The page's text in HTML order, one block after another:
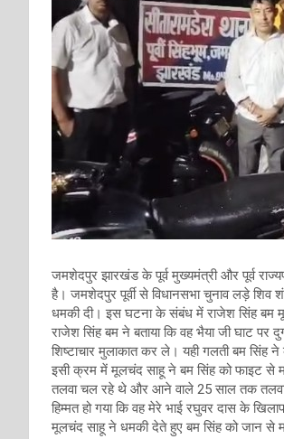
जमशेदपुर झारखंड के पूर्व मुख्यमंत्री और पूर्व
है। जमशेदपुर पूर्वी से विधानसभा चुनाव लड़े
धमकी दी। इस घटना के संबंध में राजेश सिंह बम
राजेश सिंह बम ने बताया कि वह भैया जी घाट पर
शिष्टाचार मुलाकात कर ले। यही गलती बम सिंह ने
इसी क्रम में मूलचंद साहू ने बम सिंह को फाइट से
तलवा चल रहे थे और आने वाले 25 साल तक तलवा
हिम्मत हो गया कि वह मेरे भाई रघुवर दास के
मूलचंद साहू ने धमकी देते हुए बम सिंह को जान से